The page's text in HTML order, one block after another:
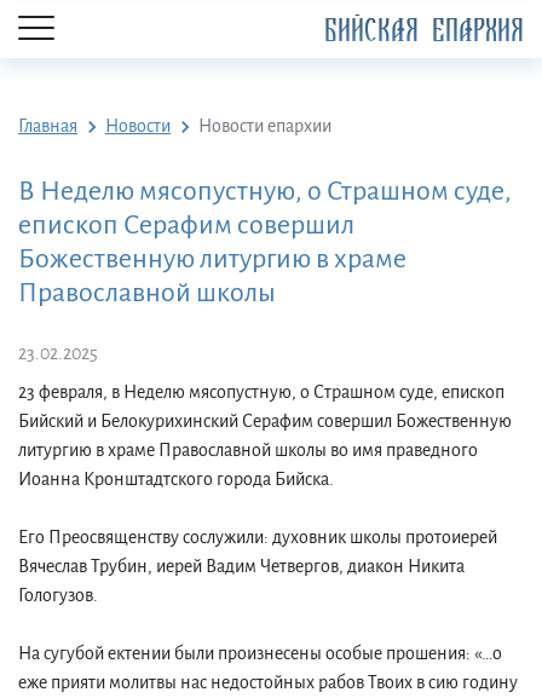
БИЙСКАЯ ЕПАРХИЯ
Главная Новости Новости епархии
В Неделю мясопустную, о Страшном суде,
епископ Серафим совершил
Божественную литургию в храме
Православной школы
23.02.2025
23 февраля, в Неделю мясопустную, о Страшном суде, епископ
Бийский и Белокурихинский Серафим совершил Божественную
литургию в храме Православной школы во имя праведного
Иоанна Кронштадтского города Бийска.
Его Преосвященству сослужили: духовник школы протоиерей
Вячеслав Трубин, иерей Вадим Четвергов, диакон Никита
Гологузов.
На сугубой ектении были произнесены особые прошения: «…о
еже прияти молитвы нас недостойных рабов Твоих в сию годину